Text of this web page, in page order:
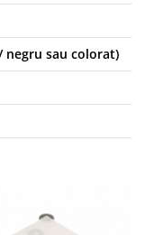
negru sau colorat)